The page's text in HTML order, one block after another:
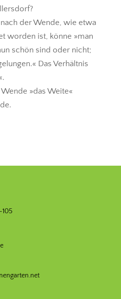
der Wende, wie etwa
worden ist, könne »man
schön sind oder nicht;
Das Verhältnis
»das Weite«